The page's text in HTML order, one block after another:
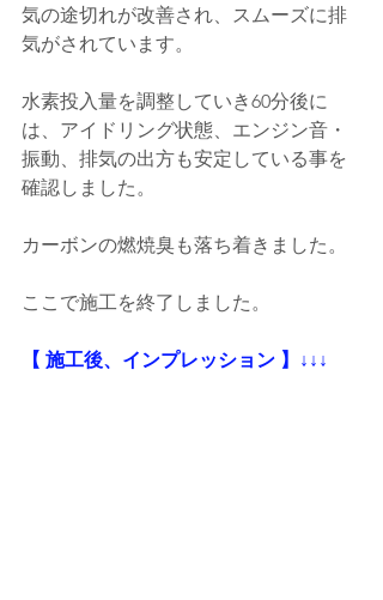
気の途切れが改善され、スムーズに排
気がされています。
水素投入量を調整していき60分後に
は、アイドリング状態、エンジン音・
振動、排気の出方も安定している事を
確認しました。
カーボンの燃焼臭も落ち着きました。
ここで施工を終了しました。
【 施工後、インプレッション 】↓↓↓